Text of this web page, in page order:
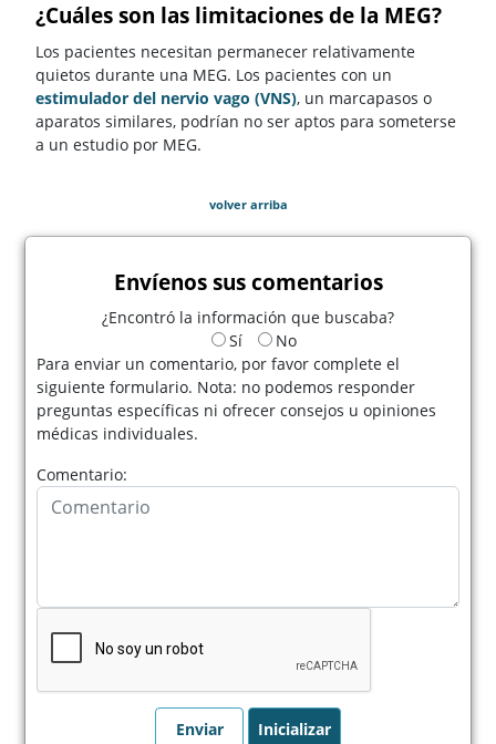
¿Cuáles son las limitaciones de la MEG?
Los pacientes necesitan permanecer relativamente
quietos durante una MEG. Los pacientes con un
estimulador del nervio vago (VNS), un marcapasos o
aparatos similares, podrían no ser aptos para someterse
a un estudio por MEG.
volver arriba
Envíenos sus comentarios
¿Encontró la información que buscaba?
Sí
No
Para enviar un comentario, por favor complete el
siguiente formulario. Nota: no podemos responder
preguntas específicas ni ofrecer consejos u opiniones
médicas individuales.
Comentario: